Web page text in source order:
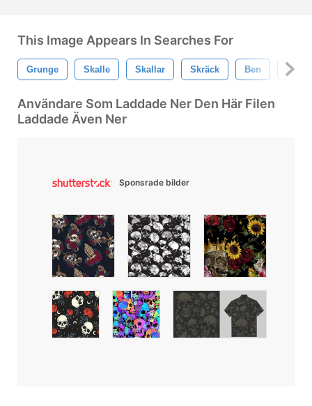
This Image Appears In Searches For
Grunge Skalle Skallar Skräck Ben Död
Användare Som Laddade Ner Den Här Filen
Laddade Även Ner
Sponsrade bilder